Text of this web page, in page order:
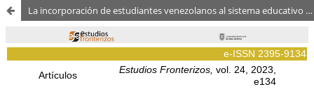
La incorporación de estudiantes venezolanos al sistema educativo colombiano en Cúcuta (2015-2020)